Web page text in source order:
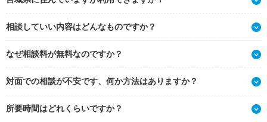
相談していい内容はどんなものですか？
なぜ相談料が無料なのですか？
対面での相談が不安です、何か方法はありますか？
所要時間はどれくらいですか？